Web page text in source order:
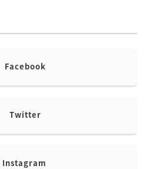
Facebook
Twitter
Instagram